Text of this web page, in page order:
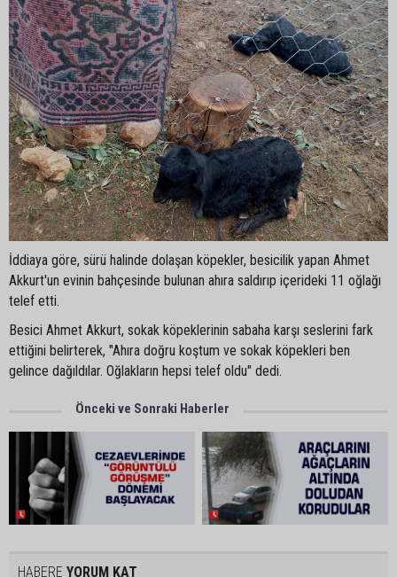
İddiaya göre, sürü halinde dolaşan köpekler, besicilik yapan Ahmet
Akkurt'un evinin bahçesinde bulunan ahıra saldırıp içerideki 11 oğlağı
telef etti.
Besici Ahmet Akkurt, sokak köpeklerinin sabaha karşı seslerini fark
ettiğini belirterek, "Ahıra doğru koştum ve sokak köpekleri ben
gelince dağıldılar. Oğlakların hepsi telef oldu" dedi.
Önceki ve Sonraki Haberler
HABERE YORUM KAT